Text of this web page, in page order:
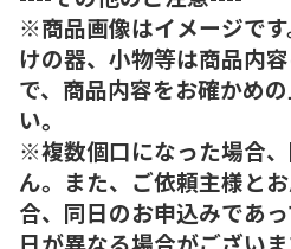
※商品画像はイメージで
けの器、小物等は商品内
で、商品内容をお確かめ
い。
※複数個口になった場合
ん。また、ご依頼主様と
合、同日のお申込みであ
日が異なる場合がござい